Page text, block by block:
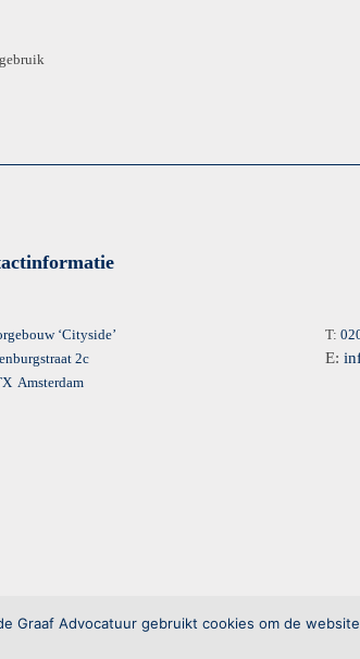
‘Cityside’
2c
Amsterdam
T:
E:
Graaf Advocatuur gebruikt cookies om de